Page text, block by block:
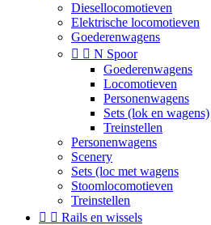
Diesellocomotieven
Elektrische locomotieven
Goederenwagens
  N Spoor
Goederenwagens
Locomotieven
Personenwagens
Sets (lok en wagens)
Treinstellen
Personenwagens
Scenery
Sets (loc met wagens
Stoomlocomotieven
Treinstellen
  Rails en wissels